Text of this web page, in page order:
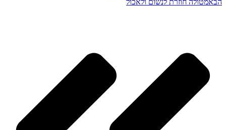
הבאמטולה חוזרת לנשום ולאכול